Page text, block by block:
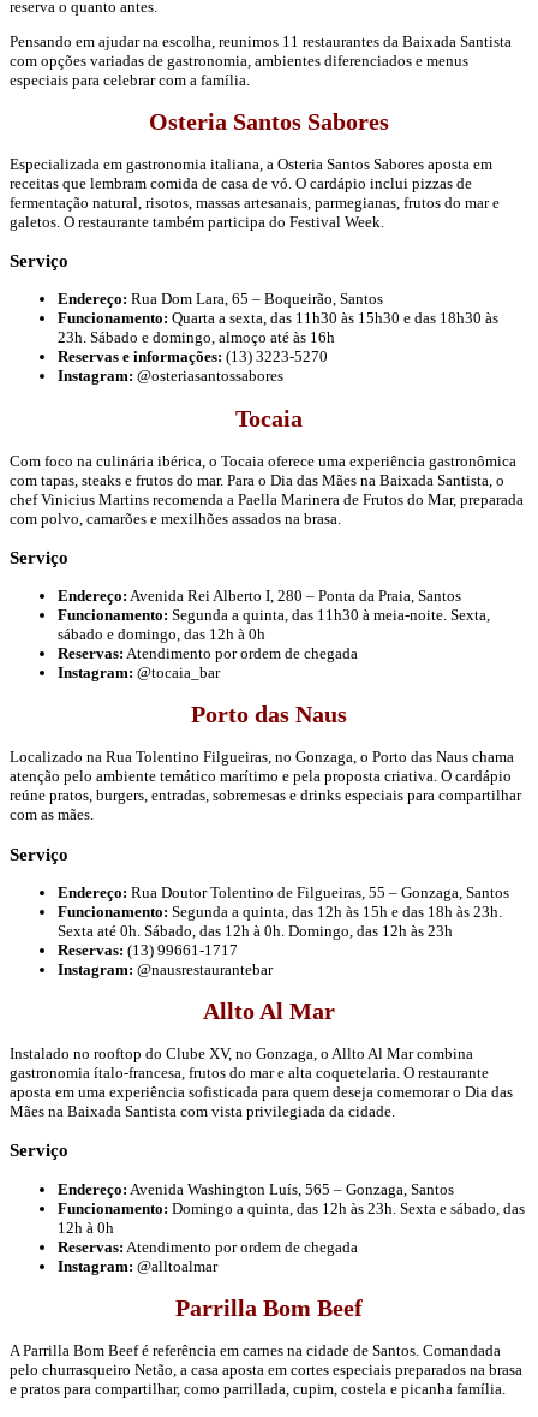
reserva o quanto antes.
Pensando em ajudar na escolha, reunimos 11 restaurantes da Baixada Santista
com opções variadas de gastronomia, ambientes diferenciados e menus
especiais para celebrar com a família.
Osteria Santos Sabores
Especializada em gastronomia italiana, a Osteria Santos Sabores aposta em
receitas que lembram comida de casa de vó. O cardápio inclui pizzas de
fermentação natural, risotos, massas artesanais, parmegianas, frutos do mar e
galetos. O restaurante também participa do Festival Week.
Serviço
Endereço: Rua Dom Lara, 65 – Boqueirão, Santos
Funcionamento: Quarta a sexta, das 11h30 às 15h30 e das 18h30 às
23h. Sábado e domingo, almoço até às 16h
Reservas e informações: (13) 3223-5270
Instagram: @osteriasantossabores
Tocaia
Com foco na culinária ibérica, o Tocaia oferece uma experiência gastronômica
com tapas, steaks e frutos do mar. Para o Dia das Mães na Baixada Santista, o
chef Vinicius Martins recomenda a Paella Marinera de Frutos do Mar, preparada
com polvo, camarões e mexilhões assados na brasa.
Serviço
Endereço: Avenida Rei Alberto I, 280 – Ponta da Praia, Santos
Funcionamento: Segunda a quinta, das 11h30 à meia-noite. Sexta,
sábado e domingo, das 12h à 0h
Reservas: Atendimento por ordem de chegada
Instagram: @tocaia_bar
Porto das Naus
Localizado na Rua Tolentino Filgueiras, no Gonzaga, o Porto das Naus chama
atenção pelo ambiente temático marítimo e pela proposta criativa. O cardápio
reúne pratos, burgers, entradas, sobremesas e drinks especiais para compartilhar
com as mães.
Serviço
Endereço: Rua Doutor Tolentino de Filgueiras, 55 – Gonzaga, Santos
Funcionamento: Segunda a quinta, das 12h às 15h e das 18h às 23h.
Sexta até 0h. Sábado, das 12h à 0h. Domingo, das 12h às 23h
Reservas: (13) 99661-1717
Instagram: @nausrestaurantebar
Allto Al Mar
Instalado no rooftop do Clube XV, no Gonzaga, o Allto Al Mar combina
gastronomia ítalo-francesa, frutos do mar e alta coquetelaria. O restaurante
aposta em uma experiência sofisticada para quem deseja comemorar o Dia das
Mães na Baixada Santista com vista privilegiada da cidade.
Serviço
Endereço: Avenida Washington Luís, 565 – Gonzaga, Santos
Funcionamento: Domingo a quinta, das 12h às 23h. Sexta e sábado, das
12h à 0h
Reservas: Atendimento por ordem de chegada
Instagram: @alltoalmar
Parrilla Bom Beef
A Parrilla Bom Beef é referência em carnes na cidade de Santos. Comandada
pelo churrasqueiro Netão, a casa aposta em cortes especiais preparados na brasa
e pratos para compartilhar, como parrillada, cupim, costela e picanha família.